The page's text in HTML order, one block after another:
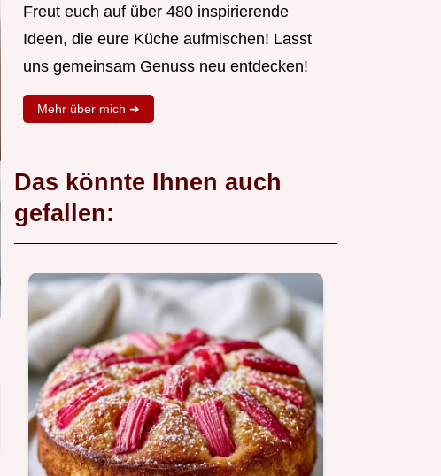
Freut euch auf über 480 inspirierende
Ideen, die eure Küche aufmischen! Lasst
uns gemeinsam Genuss neu entdecken!
Mehr über mich ➜
Das könnte Ihnen auch
gefallen: